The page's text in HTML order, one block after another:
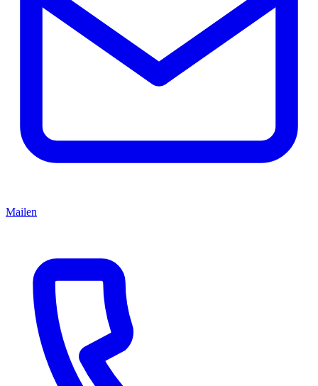
Mailen